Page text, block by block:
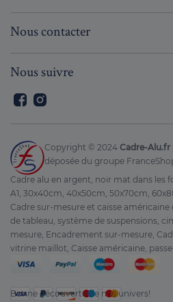
Nous contacter
Nous suivre
Facebook
Copyright © 2024 Cadre-Alu.fr
déposée du groupe
Cadre alu en argent, noir mat dans les
A1, 30x40cm, 40x50cm, 50x70cm,
Cadre sur-mesure et caisse
de tableau, système de suspensions,
mesure, Encadrement sur-mesure,
vitrine maillot, Caisse américaine,
Bonne découverte de nos univers!